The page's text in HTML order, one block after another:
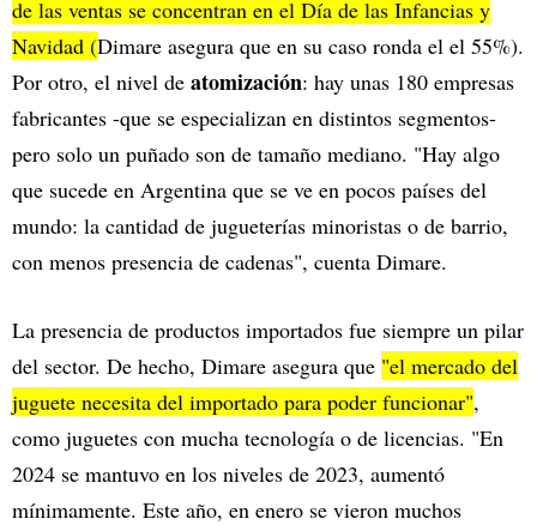
de las ventas se concentran en el Día de las Infancias y
Navidad (Dimare asegura que en su caso ronda el el 55%).
Por otro, el nivel de atomización: hay unas 180 empresas
fabricantes -que se especializan en distintos segmentos-
pero solo un puñado son de tamaño mediano. "Hay algo
que sucede en Argentina que se ve en pocos países del
mundo: la cantidad de jugueterías minoristas o de barrio,
con menos presencia de cadenas", cuenta Dimare.
La presencia de productos importados fue siempre un pilar
del sector. De hecho, Dimare asegura que "el mercado del
juguete necesita del importado para poder funcionar",
como juguetes con mucha tecnología o de licencias. "En
2024 se mantuvo en los niveles de 2023, aumentó
mínimamente. Este año, en enero se vieron muchos